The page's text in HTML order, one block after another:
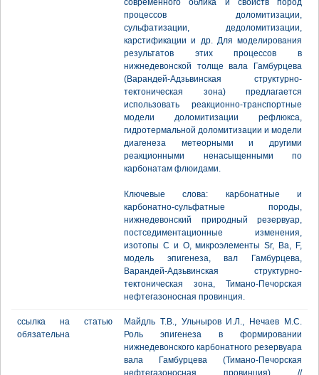
современного облика и свойств пород
процессов доломитизации,
сульфатизации, дедоломитизации,
карстификации и др. Для моделирования
результатов этих процессов в
нижнедевонской толще вала Гамбурцева
(Варандей-Адзьвинская структурно-
тектоническая зона) предлагается
использовать реакционно-транспортные
модели доломитизации рефлюкса,
гидротермальной доломитизации и модели
диагенеза метеорными и другими
реакционными ненасыщенными по
карбонатам флюидами.
Ключевые слова: карбонатные и
карбонатно-сульфатные породы,
нижнедевонский природный резервуар,
постседиментационные изменения,
изотопы С и О, микроэлементы Sr, Ba, F,
модель эпигенеза, вал Гамбурцева,
Варандей-Адзьвинская структурно-
тектоническая зона, Тимано-Печорская
нефтегазоносная провинция.
ссылка на статью
обязательна
Майдль Т.В., Ульныров И.Л., Нечаев М.С.
Роль эпигенеза в формировании
нижнедевонского карбонатного резервуара
вала Гамбурцева (Тимано-Печорская
нефтегазоносная провинция) //